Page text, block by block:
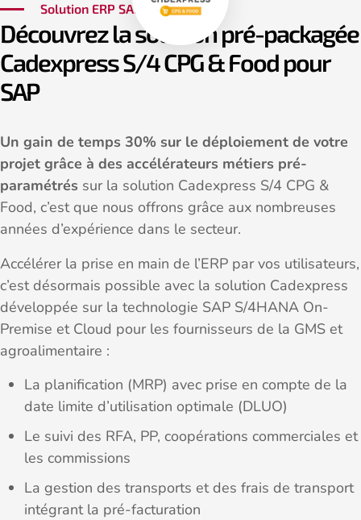
Solution ERP SAP S/4HANA
Découvrez la solution pré-packagée
Cadexpress S/4 CPG & Food pour
SAP
Un gain de temps 30% sur le déploiement de votre
projet grâce à des accélérateurs métiers pré-
paramétrés sur la solution Cadexpress S/4 CPG &
Food, c’est que nous offrons grâce aux nombreuses
années d’expérience dans le secteur.
Accélérer la prise en main de l’ERP par vos utilisateurs,
c’est désormais possible avec la solution Cadexpress
développée sur la technologie SAP S/4HANA On-
Premise et Cloud pour les fournisseurs de la GMS et
agroalimentaire :
La planification (MRP) avec prise en compte de la
date limite d’utilisation optimale (DLUO)
Le suivi des RFA, PP, coopérations commerciales et
les commissions
La gestion des transports et des frais de transport
intégrant la pré-facturation